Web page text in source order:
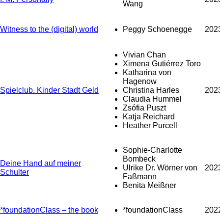
Wang
Witness to the (digital) world Peggy Schoenegge
Spielclub. Kinder Stadt Geld
Vivian Chan
Ximena Gutiérrez Toro
Katharina von
Hagenow
Christina Harles
Claudia Hummel
Zsófia Puszt
Katja Reichard
Heather Purcell
Deine Hand auf meiner
Schulter
Sophie-Charlotte
Bombeck
Ulrike Dr. Wörner von
Faßmann
Benita Meißner
*foundationClass – the book *foundationClass